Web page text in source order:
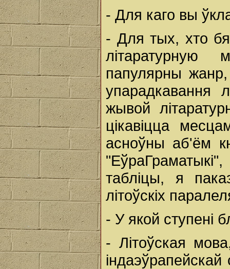
- Для каго вы
- Для тых, хто
літаратурную
папулярны
упарадкавання
жывой
цікавіцца
асноўны аб'ём
табліцы, я
літоўскіх
- У якой ступені
- Літоўская